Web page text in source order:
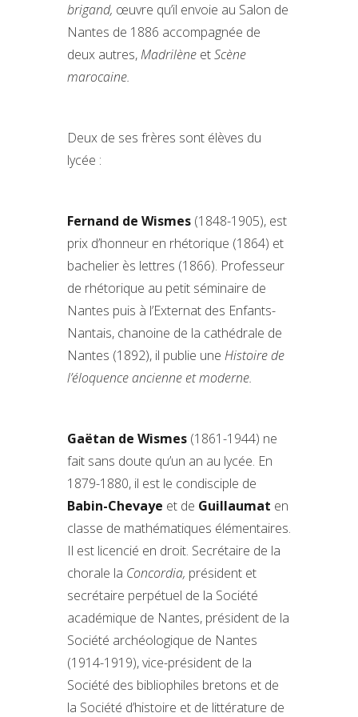
brigand, œuvre qu’il envoie au Salon de
Nantes de 1886 accompagnée de
deux autres,Madrilène etScène
marocaine.
Deux de ses frères sont élèves du
lycée :
Fernand de Wismes (1848-1905), est
prix d’honneur en rhétorique (1864) et
bachelier ès lettres (1866). Professeur
de rhétorique au petit séminaire de
Nantes puis à l’Externat des Enfants-
Nantais, chanoine de la cathédrale de
Nantes (1892), il publie une Histoire de
l’éloquence ancienne et moderne.
Gaëtan de Wismes (1861-1944) ne
fait sans doute qu’un an au lycée. En
1879-1880, il est le condisciple de
Babin-Chevaye et de Guillaumat en
classe de mathématiques élémentaires.
Il est licencié en droit. Secrétaire de la
chorale la Concordia, président et
secrétaire perpétuel de la Société
académique de Nantes, président de la
Société archéologique de Nantes
(1914-1919), vice-président de la
Société des bibliophiles bretons et de
la Société d’histoire et de littérature de